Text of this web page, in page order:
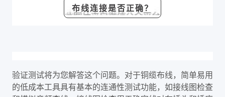
布线连接是否正确？
验证测试将为您解答这个问题。对于铜缆布线，简单易用
的低成本工具具有基本的连通性测试功能，如接线图检查